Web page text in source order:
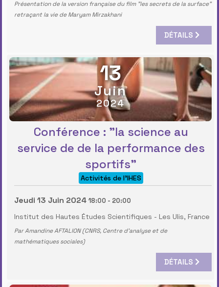
Présentation de la version française du film "les secrets de la surface"
retraçant la vie de Maryam Mirzakhani
DÉTAILS
13
Juin
2024
Conférence : "la science au
service de de la performance des
sportifs"
Activités de l'IHES
Jeudi 13 Juin 2024 18:00 - 20:00
Institut des Hautes Études Scientifiques - Les Ulis, France
Par Amandine AFTALION (CNRS, Centre d’analyse et de
mathématiques sociales)
DÉTAILS